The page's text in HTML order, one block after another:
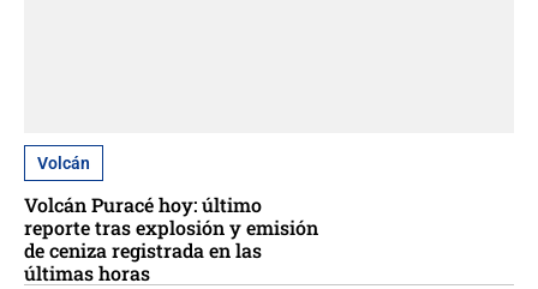
Volcán
Volcán Puracé hoy: último
reporte tras explosión y emisión
de ceniza registrada en las
últimas horas